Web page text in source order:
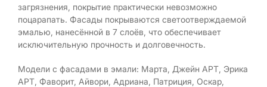
загрязнения, покрытие практически невозможно
поцарапать. Фасады покрываются светоотверждаемой
эмалью, нанесённой в 7 слоёв, что обеспечивает
исключительную прочность и долговечность.
Модели с фасадами в эмали: Марта, Джейн АРТ, Эрика
АРТ, Фаворит, Айвори, Адриана, Патриция, Оскар,